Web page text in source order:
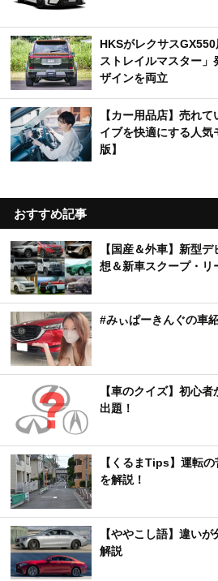
HKSがレクサス
ストレイルマスター
ザインを両立
【カー用品店】売れ
イブを快適にする人気
版】
おすすめ記事
【国産＆外車】新型
想＆新車スクープ・リ
#みぃぱーきんぐの車
【車のクイズ】初心
出題！
【くるまTips】運転
を解説！
【ややこし語】違い
解説